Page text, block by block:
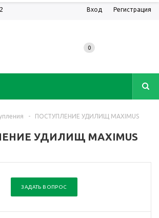
Вход Регистрация
0
- ПОСТУПЛЕНИЕ УДИЛИЩ MAXIMUS
УДИЛИЩ MAXIMUS
ЗАДАТЬ ВОПРОС